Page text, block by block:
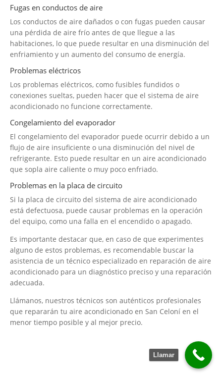
Fugas en conductos de aire
Los conductos de aire dañados o con fugas pueden causar
una pérdida de aire frío antes de que llegue a las
habitaciones, lo que puede resultar en una disminución del
enfriamiento y un aumento del consumo de energía.
Problemas eléctricos
Los problemas eléctricos, como fusibles fundidos o
conexiones sueltas, pueden hacer que el sistema de aire
acondicionado no funcione correctamente.
Congelamiento del evaporador
El congelamiento del evaporador puede ocurrir debido a un
flujo de aire insuficiente o una disminución del nivel de
refrigerante. Esto puede resultar en un aire acondicionado
que sopla aire caliente o muy poco enfriado.
Problemas en la placa de circuito
Si la placa de circuito del sistema de aire acondicionado
está defectuosa, puede causar problemas en la operación
del equipo, como una falla en el encendido o apagado.
Es importante destacar que, en caso de que experimentes
alguno de estos problemas, es recomendable buscar la
asistencia de un técnico especializado en reparación de aire
acondicionado para un diagnóstico preciso y una reparación
adecuada.
Llámanos, nuestros técnicos son auténticos profesionales
que repararán tu aire acondicionado en San Celoní en el
menor tiempo posible y al mejor precio.
Llamar